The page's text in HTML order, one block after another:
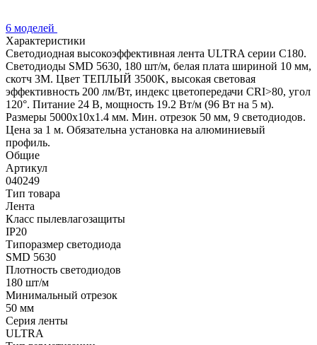
6 моделей
Характеристики
Светодиодная высокоэффективная лента ULTRA серии C180.
Светодиоды SMD 5630, 180 шт/м, белая плата шириной 10 мм,
скотч 3M. Цвет ТЕПЛЫЙ 3500K, высокая световая
эффективность 200 лм/Вт, индекс цветопередачи CRI>80, угол
120°. Питание 24 В, мощность 19.2 Вт/м (96 Вт на 5 м).
Размеры 5000x10x1.4 мм. Мин. отрезок 50 мм, 9 светодиодов.
Цена за 1 м. Обязательна установка на алюминиевый
профиль.
Общие
Артикул
040249
Тип товара
Лента
Класс пылевлагозащиты
IP20
Типоразмер светодиода
SMD 5630
Плотность светодиодов
180 шт/м
Минимальный отрезок
50 мм
Серия ленты
ULTRA